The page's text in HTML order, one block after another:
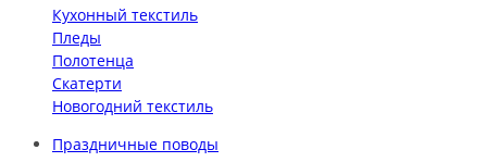
Кухонный текстиль
Пледы
Полотенца
Скатерти
Новогодний текстиль
Праздничные поводы